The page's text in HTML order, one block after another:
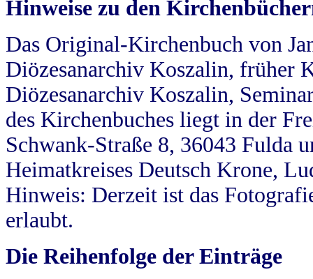
Hinweise zu den
Das Original-Kirchenbuch von
Diözesanarchiv Koszalin, früher
Diözesanarchiv Koszalin,
des Kirchenbuches liegt in der
Schwank-Straße 8, 36043 Fulda
Heimatkreises Deutsch Krone,
Hinweis: Derzeit ist das
erlaubt.
Die Reihenfolge der Einträge